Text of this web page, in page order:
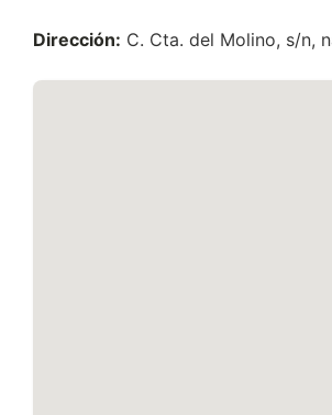
Dirección: C. Cta. del Molino, s/n,